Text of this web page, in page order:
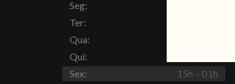
Seg:
Ter:
Qua:
Qui:
Sex:
15h – 01h